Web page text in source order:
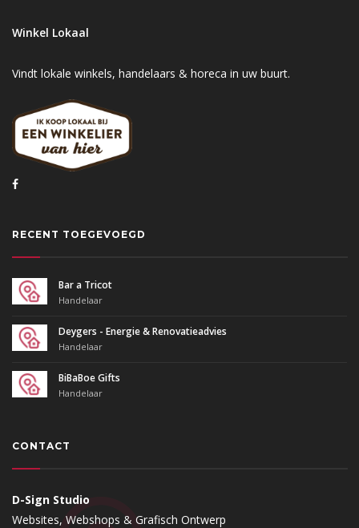
Winkel Lokaal
Vindt lokale winkels, handelaars & horeca in uw buurt.
RECENT TOEGEVOEGD
Bar a Tricot
Handelaar
Deygers - Energie & Renovatieadvies
Handelaar
BiBaBoe Gifts
Handelaar
CONTACT
D-Sign Studio
Websites, Webshops & Grafisch Ontwerp